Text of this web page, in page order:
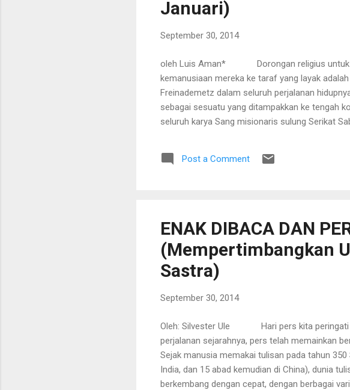
Januari)
September 30, 2014
oleh Luis Aman* Dorongan religius untuk
kemanusiaan mereka ke taraf yang layak
Freinademetz dalam seluruh perjalanan
sebagai sesuatu yang ditampakkan ke tengah
seluruh karya Sang misionaris sulung Serikat
abad XX. Yosef lahir di Oies/Abtey (Tyrol
Post a Comment
ENAK DIBACA DAN
(Mempertimbangkan
Sastra)
September 30, 2014
Oleh: Silvester Ule Hari pers kita peringati
perjalanan sejarahnya, pers telah memainkan
Sejak manusia memakai tulisan pada tahun
India, dan 15 abad kemudian di China), dunia
berkembang dengan cepat, dengan berbagai